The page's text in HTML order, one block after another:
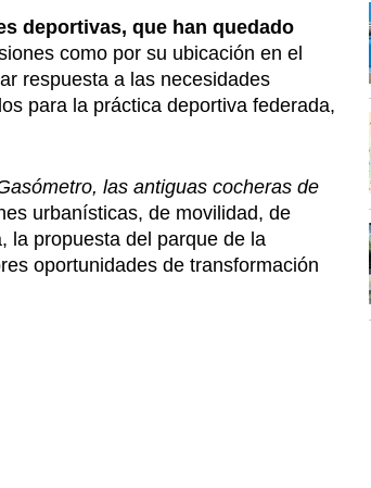
deportivas, que han quedado
como por su ubicación en el
respuesta a las necesidades
para la práctica deportiva federada,
las antiguas cocheras de
urbanísticas, de movilidad, de
la propuesta del parque de la
oportunidades de transformación